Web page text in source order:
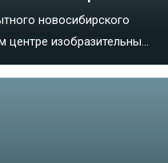
новосибирского
изобразительны...